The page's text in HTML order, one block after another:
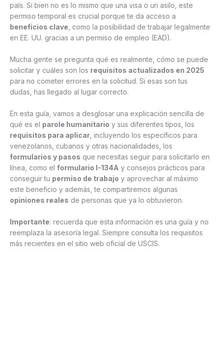
país. Si bien no es lo mismo que una visa o un asilo, este
permiso temporal es crucial porque te da acceso a
beneficios clave , como la posibilidad de trabajar legalmente
en EE. UU. gracias a un permiso de empleo (EAD).
Mucha gente se pregunta qué es realmente, cómo se puede
solicitar y cuáles son los requisitos actualizados en 2025
para no cometer errores en la solicitud. Si esas son tus
dudas, has llegado al lugar correcto.
En esta guía, vamos a desglosar una explicación sencilla de
qué es el parole humanitario y sus diferentes tipos, los
requisitos para aplicar , incluyendo los específicos para
venezolanos, cubanos y otras nacionalidades, los
formularios y pasos que necesitas seguir para solicitarlo en
línea, como el formulario I-134A y consejos prácticos para
conseguir tu permiso de trabajo y aprovechar al máximo
este beneficio y además, te compartiremos algunas
opiniones reales de personas que ya lo obtuvieron.
Importante: recuerda que esta información es una guía y no
reemplaza la asesoría legal. Siempre consulta los requisitos
más recientes en el sitio web oficial de USCIS.